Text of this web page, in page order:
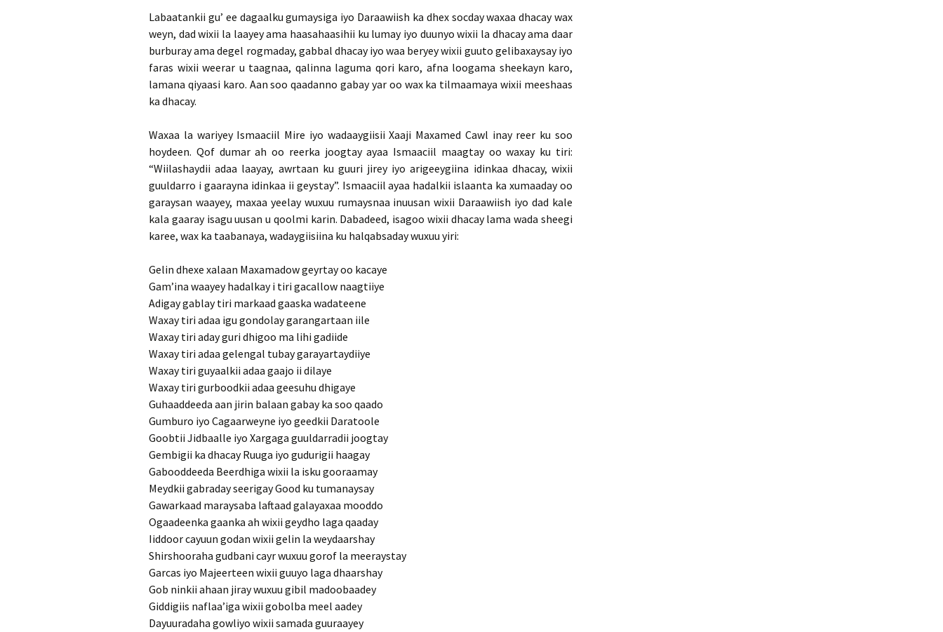
Labaatankii gu’ ee dagaalku gumaysiga iyo Daraawiish ka dhex socday waxaa dhacay wax
weyn, dad wixii la laayey ama haasahaasihii ku lumay iyo duunyo wixii la dhacay ama daar
burburay ama degel rogmaday, gabbal dhacay iyo waa beryey wixii guuto gelibaxaysay iyo
faras wixii weerar u taagnaa, qalinna laguma qori karo, afna loogama sheekayn karo,
lamana qiyaasi karo. Aan soo qaadanno gabay yar oo wax ka tilmaamaya wixii meeshaas
ka dhacay.
Waxaa la wariyey Ismaaciil Mire iyo wadaaygiisii Xaaji Maxamed Cawl inay reer ku soo
hoydeen. Qof dumar ah oo reerka joogtay ayaa Ismaaciil maagtay oo waxay ku tiri:
“Wiilashaydii adaa laayay, awrtaan ku guuri jirey iyo arigeeygiina idinkaa dhacay, wixii
guuldarro i gaarayna idinkaa ii geystay”. Ismaaciil ayaa hadalkii islaanta ka xumaaday oo
garaysan waayey, maxaa yeelay wuxuu rumaysnaa inuusan wixii Daraawiish iyo dad kale
kala gaaray isagu uusan u qoolmi karin. Dabadeed, isagoo wixii dhacay lama wada sheegi
karee, wax ka taabanaya, wadaygiisiina ku halqabsaday wuxuu yiri:
Gelin dhexe xalaan Maxamadow geyrtay oo kacaye
Gam’ina waayey hadalkay i tiri gacallow naagtiiye
Adigay gablay tiri markaad gaaska wadateene
Waxay tiri adaa igu gondolay garangartaan iile
Waxay tiri aday guri dhigoo ma lihi gadiide
Waxay tiri adaa gelengal tubay garayartaydiiye
Waxay tiri guyaalkii adaa gaajo ii dilaye
Waxay tiri gurboodkii adaa geesuhu dhigaye
Guhaaddeeda aan jirin balaan gabay ka soo qaado
Gumburo iyo Cagaarweyne iyo geedkii Daratoole
Goobtii Jidbaalle iyo Xargaga guuldarradii joogtay
Gembigii ka dhacay Ruuga iyo gudurigii haagay
Gabooddeeda Beerdhiga wixii la isku gooraamay
Meydkii gabraday seerigay Good ku tumanaysay
Gawarkaad maraysaba laftaad galayaxaa mooddo
Ogaadeenka gaanka ah wixii geydho laga qaaday
Iiddoor cayuun godan wixii gelin la weydaarshay
Shirshooraha gudbani cayr wuxuu gorof la meeraystay
Garcas iyo Majeerteen wixii guuyo laga dhaarshay
Gob ninkii ahaan jiray wuxuu gibil madoobaadey
Giddigiis naflaa’iga wixii gobolba meel aadey
Dayuuradaha gowliyo wixii samada guuraayey